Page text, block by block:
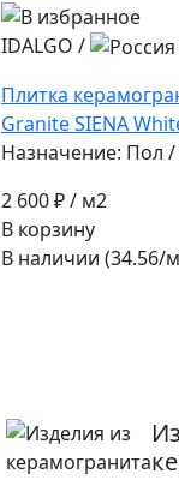
IDALGO /
Плитка
Granite SIENA
Назначение: Пол /
2 600 ₽/ м2
В корзину
В наличии (34.56/